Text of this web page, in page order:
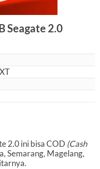
Seagate 2.0
2.0 ini bisa COD (Cash
Semarang, Magelang,